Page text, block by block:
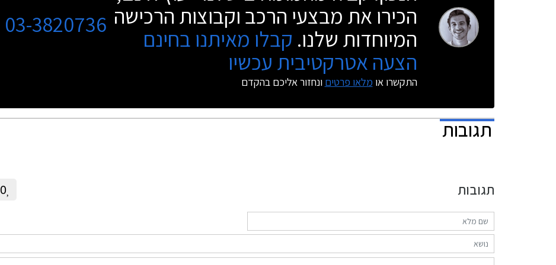
קליפרים אדומים, ומתלים מוקשחים.הכירו את מבצעי הרכב וקבוצות הרכישה
המיוחדות שלנו. קבלו מאיתנו בחינם
הצעה אטרקטיבית עכשיו
התקשרו או מלאו פרטים ונחזור אליכם בהקדם
03-3820736
תגובות
תגובות 0